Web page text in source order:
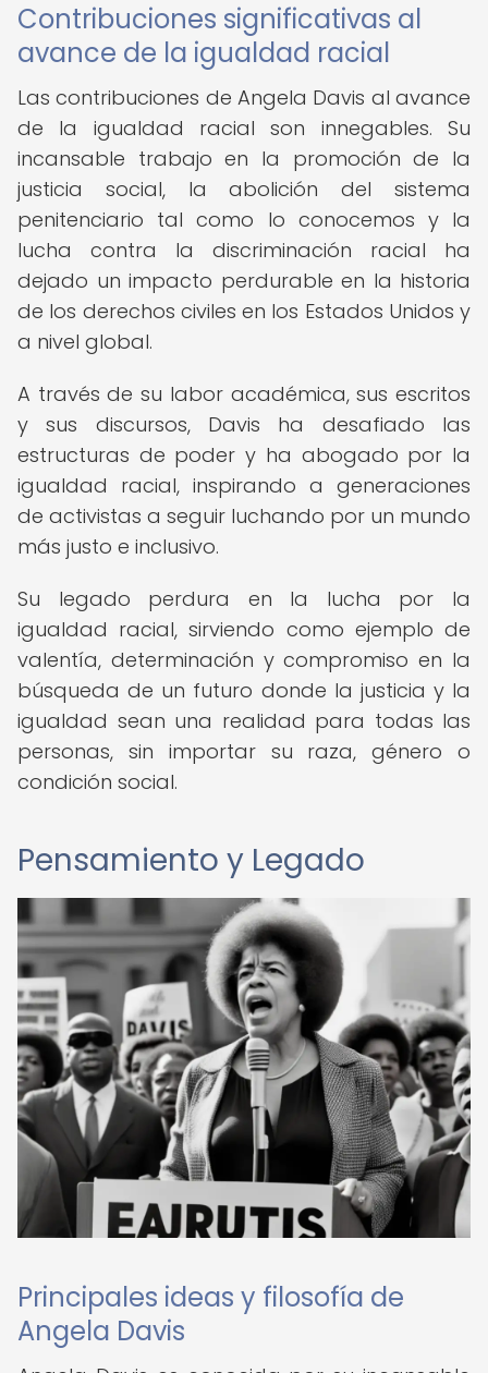
Contribuciones significativas al
avance de la igualdad racial
Las contribuciones de Angela Davis al avance
de la igualdad racial son innegables. Su
incansable trabajo en la promoción de la
justicia social, la abolición del sistema
penitenciario tal como lo conocemos y la
lucha contra la discriminación racial ha
dejado un impacto perdurable en la historia
de los derechos civiles en los Estados Unidos y
a nivel global.
A través de su labor académica, sus escritos
y sus discursos, Davis ha desafiado las
estructuras de poder y ha abogado por la
igualdad racial, inspirando a generaciones
de activistas a seguir luchando por un mundo
más justo e inclusivo.
Su legado perdura en la lucha por la
igualdad racial, sirviendo como ejemplo de
valentía, determinación y compromiso en la
búsqueda de un futuro donde la justicia y la
igualdad sean una realidad para todas las
personas, sin importar su raza, género o
condición social.
Pensamiento y Legado
Principales ideas y filosofía de
Angela Davis